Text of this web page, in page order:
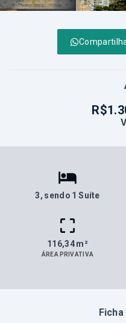
3, sendo 1 Suíte
116,34 m²
ÁREA PRIVATIVA